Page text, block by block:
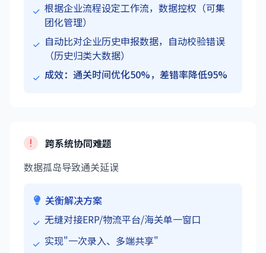
根据企业流程设定工作流，数据控权（可集
团化管理）
自动比对企业历史申报数据，自动校验错误
（历史归类大数据）
成效：通关时间优化50%，差错率降低95%
跨系统协同难题
数据孤岛导致通关延误
关衡解决方案
无缝对接ERP/物流平台/海关单一窗口
实现"一次录入、多端共享"